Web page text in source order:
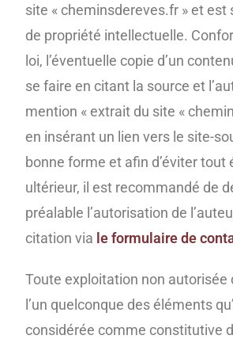
site « cheminsdereves.fr » et est
de propriété intellectuelle.
loi, l’éventuelle copie d’un
se faire en citant la source et
mention « extrait du site «
en insérant un lien vers le site-
bonne forme et afin d’éviter tout
ultérieur, il est recommandé de
préalable l’autorisation de
citation via le formulaire de
Toute exploitation non autorisée
l’un quelconque des éléments
considérée comme constitutive